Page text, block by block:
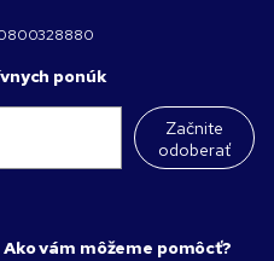
ponúk
Začnite
odoberať
Ako vám môžeme pomôcť?